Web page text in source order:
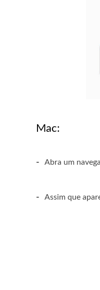
Mac:
- Abra um
- Assim que